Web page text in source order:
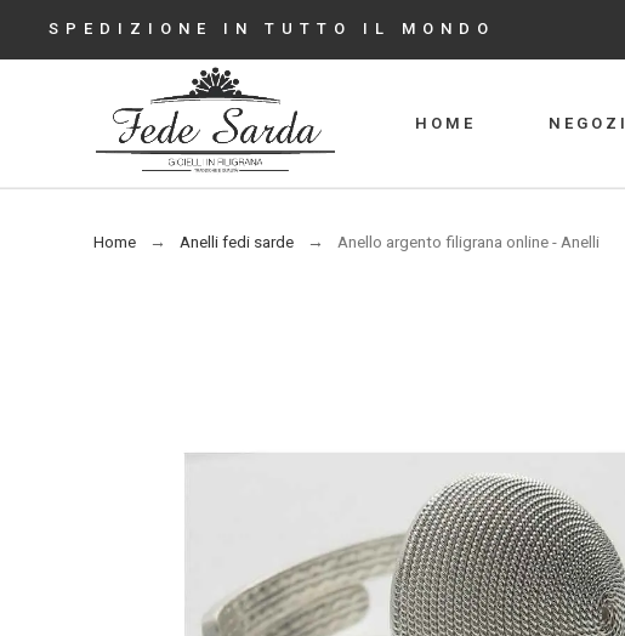
SPEDIZIONE IN TUTTO IL MONDO
HOME
Home Anelli fedi sarde Anello argento filigrana online - Anelli